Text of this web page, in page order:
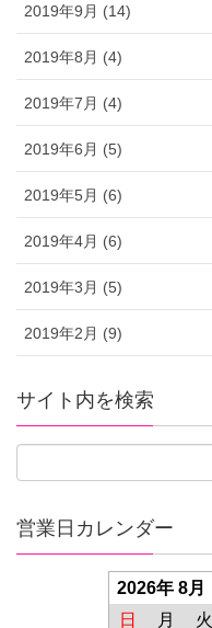
2019年9月 (14)
2019年8月 (4)
2019年7月 (4)
2019年6月 (5)
2019年5月 (6)
2019年4月 (6)
2019年3月 (5)
2019年2月 (9)
サイト内を検索
営業日カレンダー
2026年 8月
日
月 火